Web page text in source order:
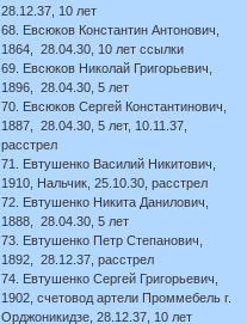
28.12.37, 10 лет
68. Евсюков Константин Антонович,
1864, 28.04.30, 10 лет ссылки
69. Евсюков Николай Григорьевич,
1896, 28.04.30, 5 лет
70. Евсюков Сергей Константинович,
1887, 28.04.30, 5 лет, 10.11.37,
расстрел
71. Евтушенко Василий Никитович,
1910, Нальчик, 25.10.30, расстрел
72. Евтушенко Никита Данилович,
1888, 28.04.30, 5 лет
73. Евтушенко Петр Степанович,
1892, 28.12.37, расстрел
74. Евтушенко Сергей Григорьевич,
1902, счетовод артели Проммебель г.
Орджоникидзе, 28.12.37, 10 лет